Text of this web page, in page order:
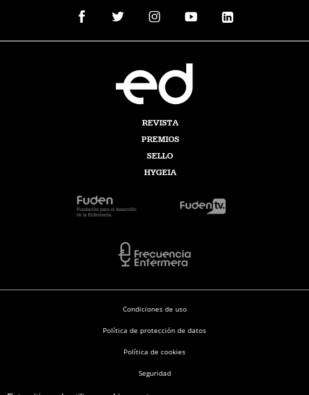
REVISTA
PREMIOS
SELLO
HYGEIA
Condiciones de uso
Política de protección de datos
Política de cookies
Seguridad